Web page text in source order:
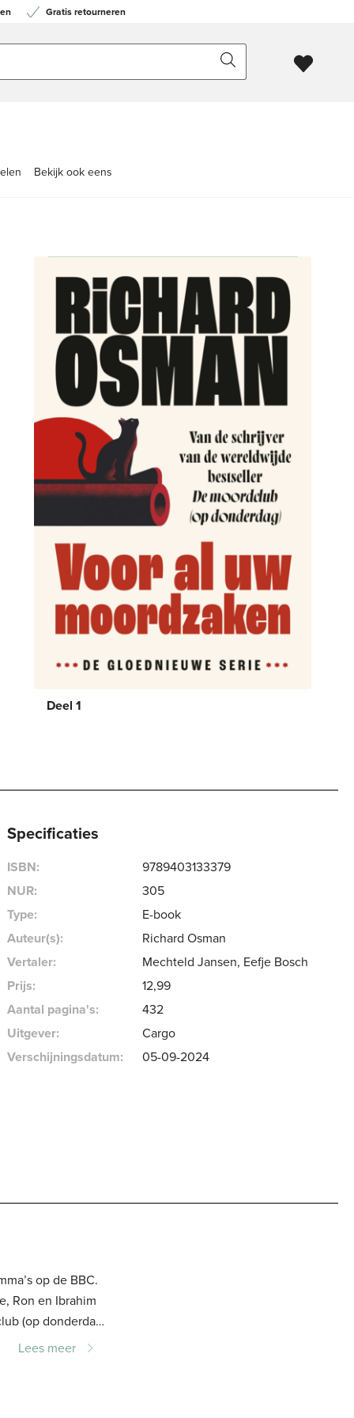
Gratis retourneren
Bekijk ook eens
Deel 1
Specificaties
ISBN:
9789403133379
NUR:
305
Type:
E-book
Auteur(s):
Richard Osman
Vertaler:
Mechteld Jansen, Eefje Bosch
Prijs:
12,99
Aantal pagina's:
432
Uitgever:
Cargo
Verschijningsdatum:
05-09-2024
op de BBC.
Ron en Ibrahim
Lees meer